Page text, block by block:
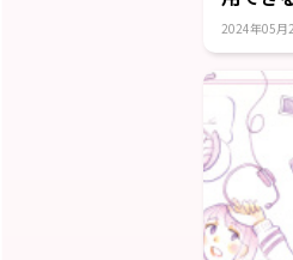
査して
2024年05月